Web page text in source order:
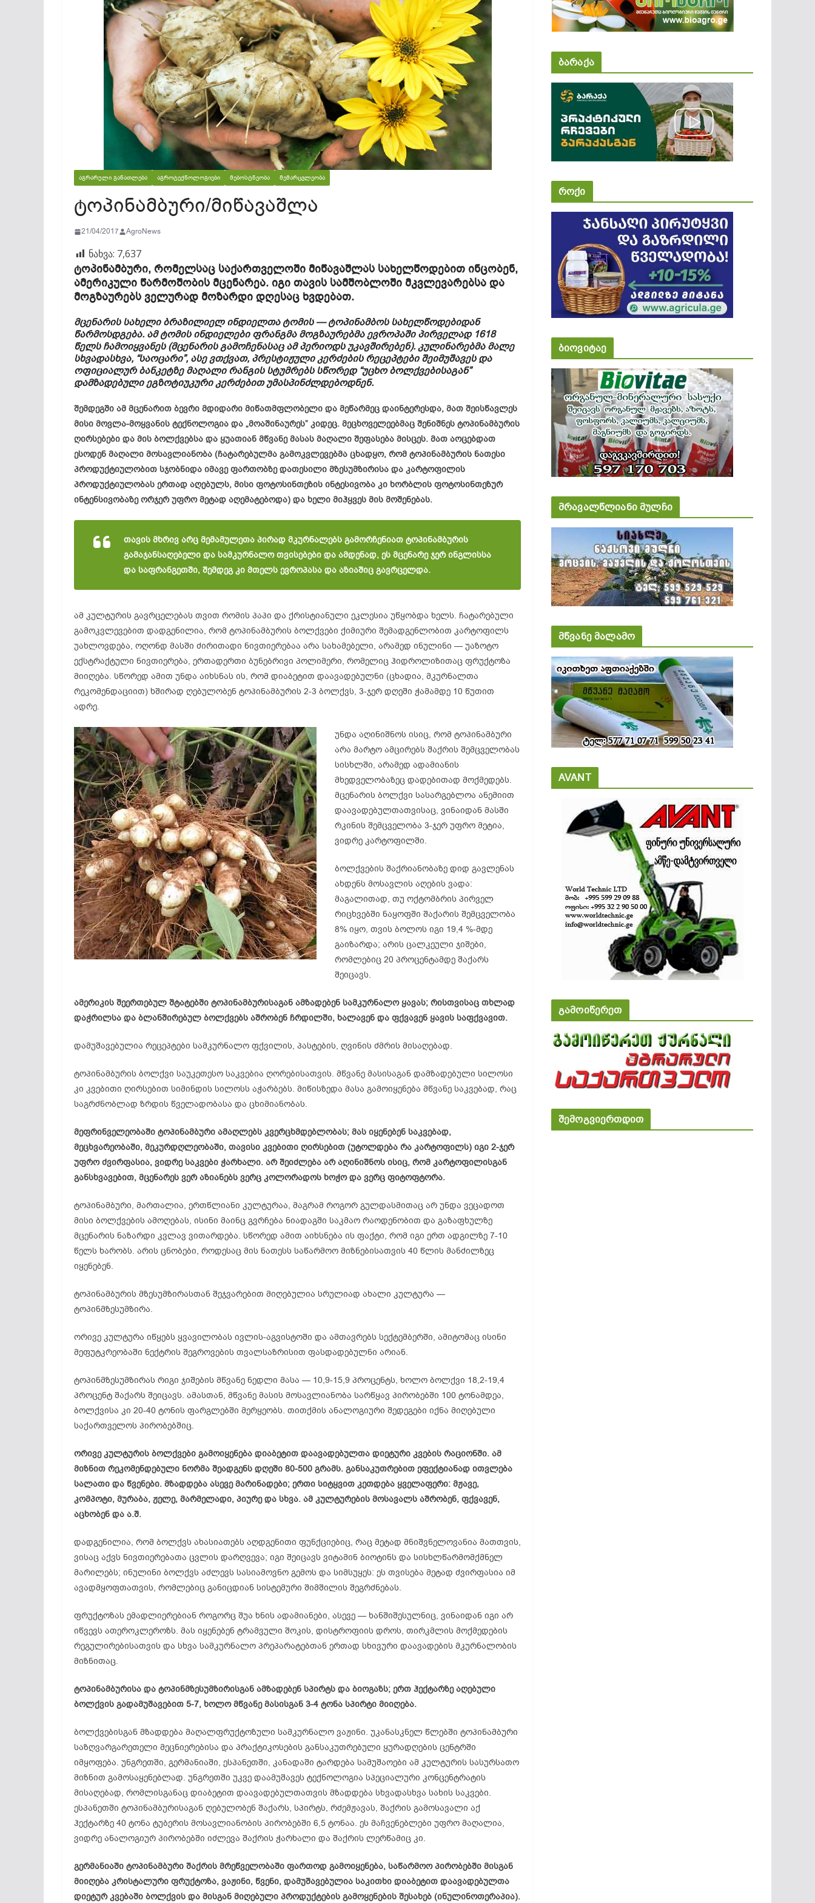
ᲐᲒᲠᲐᲠᲣᲚᲘ ᲒᲐᲜᲐᲗᲚᲔᲑᲐ ᲐᲒᲠᲝᲢᲔᲥᲜᲝᲚᲝᲒᲘᲔᲑᲘ ᲛᲔᲑᲝᲡᲢᲜᲔᲝᲑᲐ ᲛᲔᲛᲐᲠᲪᲕᲚᲔᲝᲑᲐ
ტოპინამბური/მიწავაშლა
21/04/2017 AgroNews
ნახვა: 7,637
ტოპინამბური, რომელსაც საქართველოში მიწავაშლას სახელწოდებით ინცობენ,
ამერიკული წარმოშობის მცენარეა. იგი თავის სამშობლოში მკვლევარებსა და
მოგზაურებს ველურად მოზარდი დღესაც ხვდებათ.
მცენარის სახელი ბრაზილიელ ინდიელთა ტომის — ტოპინამბოს სახელწოდებიდან
წარმოსდგება. ამ ტომის ინდიელები ფრანგმა მოგზაურებმა ევროპაში პირველად 1618
წელს ჩამოიყვანეს (მცენარის გამოჩენასაც ამ პერიოდს უკავშირებენ). კულინარებმა მალე
სხვადასხვა, “საოცარი”, ასე ვთქვათ, პრესტიჟული კერძების რეცეპტები შეიმუშავეს და
ოფიციალურ ბანკეტზე მაღალი რანგის სტუმრებს სწორედ “უცხო ბოლქვებისაგან”
დამზადებული ეგზოტიუკური კერძებით უმასპინძლდებოდნენ.
შემდეგში ამ მცენარით ბევრი მდიდარი მიწათმფლობელი და მეწარმეც დაინტერესდა, მათ შეისწავლეს
მისი მოვლა-მოყვანის ტექნოლოგია და „მოაშინაურეს” კიდეც. მეცხოველეებმაც შენიშნეს ტოპინამბურის
ღირსებები და მის ბოლქვებსა და ყუათიან მწვანე მასას მაღალი შეფასება მისცეს. მათ აოცებდათ
ესოდენ მაღალი მოსავლიანობა (ჩატარებულმა გამოკვლევებმა ცხადყო, რომ ტოპინამბურის ნათესი
პროდუქტიულობით სჯობნიდა იმავე ფართობზე დათესილი მზესუმზირისა და კარტოფილის
პროდუქტიულობას ერთად აღებულს, მისი ფოტოსინთეზის ინტესივობა კი ხორბლის ფოტოსინთეზურ
ინტენსივობაზე ორჯერ უფრო მეტად აღემატებოდა) და ხელი მიჰყვეს მის მოშენებას.
თავის მხრივ არც მემამულეთა პირად მკურნალებს გამორჩენიათ ტოპინამბურის
გამაჯანსაღებელი და სამკურნალო თვისებები და ამდენად, ეს მცენარე ჯერ ინგლისსა
და საფრანგეთში, შემდეგ კი მთელს ევროპასა და აზიაშიც გავრცელდა.
ამ კულტურის გავრცელებას თვით რომის პაპი და ქრისტიანული ეკლესია უწყობდა ხელს. ჩატარებული
გამოკვლევებით დადგენილია, რომ ტოპინამბურის ბოლქვები ქიმიური შემადგენლობით კარტოფილს
უახლოვდება, ოღონდ მასში ძირითადი ნივთიერებაა არა სახამებელი, არამედ ინულინი — უაზოტო
ექსტრაქტული ნივთიერება, ერთადერთი ბუნებრივი პოლიმერი, რომელიც ჰიდროლიზითაც ფრუქტოზა
მიიღება. სწორედ ამით უნდა აიხსნას ის, რომ დიაბეტით დაავადებულნი (ცხადია, მკურნალთა
რეკომენდაციით) ხშირად ღებულობენ ტოპინამბურის 2-3 ბოლქვს, 3-ჯერ დღეში ჭამამდე 10 წუთით
ადრე.
უნდა აღინიშნოს ისიც, რომ ტოპინამბური
არა მარტო ამცირებს შაქრის შემცველობას
სისხლში, არამედ ადამიანის
მხედველობაზეც დადებითად მოქმედებს.
მცენარის ბოლქვი სასარგებლოა ანემიით
დაავადებულთათვისაც, ვინაიდან მასში
რკინის შემცველობა 3-ჯერ უფრო მეტია,
ვიდრე კარტოფილში.
ბოლქვების შაქრიანობაზე დიდ გავლენას
ახდენს მოსავლის აღების ვადა:
მაგალითად, თუ ოქტომბრის პირველ
რიცხვებში ნაყოფში შაქარის შემცველობა
8% იყო, თვის ბოლოს იგი 19,4 %-მდე
გაიზარდა; არის ცალკეული ჯიშები,
რომლებიც 20 პროცენტამდე შაქარს
შეიცავს.
ამერიკის შეერთებულ შტატებში ტოპინამბურისაგან ამზადებენ სამკურნალო ყავას; რისთვისაც თხლად
დაჭრილსა და ბლანშირებულ ბოლქვებს აშრობენ ჩრდილში, ხალავენ და ფქვავენ ყავის საფქვავით.
დამუშავებულია რეცეპტები სამკურნალო ფქვილის, პასტების, ღვინის ძმრის მისაღებად.
ტოპინამბურის ბოლქვი საუკეთესო საკვებია ღორებისათვის. მწვანე მასისაგან დამზადებული სილოსი
კი კვებითი ღირსებით სიმინდის სილოსს აჭარბებს. მიწისზედა მასა გამოიყენება მწვანე საკვებად, რაც
საგრძნობლად ზრდის წველადობასა და ცხიმიანობას.
მეფრინველეობაში ტოპინამბური ამაღლებს კვერცხმდებლობას; მას იყენებენ საკვებად,
მეცხვარეობაში, მეკურდღლეობაში, თავისი კვებითი ღირსებით (უტოლდება რა კარტოფილს) იგი 2-ჯერ
უფრო ძვირფასია, ვიდრე საკვები ჭარხალი. არ შეიძლება არ აღინიშნოს ისიც, რომ კარტოფილისგან
განსხვავებით, მცენარეს ვერ აზიანებს ვერც კოლორადოს ხოჭო და ვერც ფიტოფტორა.
ტოპინამბური, მართალია, ერთწლიანი კულტურაა, მაგრამ როგორ გულდასმითაც არ უნდა ვეცადოთ
მისი ბოლქვების ამოღებას, ისინი მაინც გვრჩება ნიადაგში საკმაო რაოდენობით და გაზაფხულზე
მცენარის ნაზარდი კვლავ ვითარდება. სწორედ ამით აიხსნება ის ფაქტი, რომ იგი ერთ ადგილზე 7-10
წელს ხარობს. არის ცნობები, როდესაც მის ნათესს საწარმოო მიზნებისათვის 40 წლის მანძილზეც
იყენებენ.
ტოპინამბურის მზესუმზირასთან შეჯვარებით მიღებულია სრულიად ახალი კულტურა —
ტოპინმზესუმზირა.
ორივე კულტურა იწყებს ყვავილობას ივლის-აგვისტოში და ამთავრებს სექტემბერში, ამიტომაც ისინი
მეფუტკრეობაში ნექტრის შეგროვების თვალსაზრისით ფასდადებულნი არიან.
ტოპინმზესუმზირას რიგი ჯიშების მწვანე ნედლი მასა — 10,9-15,9 პროცენტს, ხოლო ბოლქვი 18,2-19,4
პროცენტ შაქარს შეიცავს. ამასთან, მწვანე მასის მოსავლიანობა სარწყავ პირობებში 100 ტონამდეა,
ბოლქვისა კი 20-40 ტონის ფარგლებში მერყეობს. თითქმის ანალოგიური შედეგები იქნა მიღებული
საქართველოს პირობებშიც.
ორივე კულტურის ბოლქვები გამოიყენება დიაბეტით დაავადებულთა დიეტური კვების რაციონში. ამ
მიზნით რეკომენდებული ნორმა შეადგენს დღეში 80-500 გრამს. განსაკუთრებით ეფექტიანად ითვლება
სალათი და წვენები. მზადდება ასევე მარინადები; ერთი სიტყვით კეთდება ყველაფერი: მჟავე,
კომპოტი, მურაბა, ჟელე, მარმელადი, პიურე და სხვა. ამ კულტურების მოსავალს აშრობენ, ფქვავენ,
აცხობენ და ა.შ.
დადგენილია, რომ ბოლქვს ახასიათებს აღდგენითი ფუნქციებიც, რაც მეტად მნიშვნელოვანია მათთვის,
ვისაც აქვს ნივთიერებათა ცვლის დარღვევა; იგი შეიცავს ვიტამინ ბიოტინს და სისხლწარმომქმნელ
მარილებს; ინულინი ბოლქვს აძლევს სასიამოვნო გემოს და სიმსუყეს: ეს თვისება მეტად ძვირფასია იმ
ავადმყოფთათვის, რომლებიც განიცდიან სისტემური შიმშილის შეგრძნებას.
ფრუქტოზას ემადლიერებიან როგორც შუა ხნის ადამიანები, ასევე — ხანშიშესულნიც, ვინაიდან იგი არ
იწვევს ათეროკლეროზს. მას იყენებენ ტრამვული შოკის, დისტროფიის დროს, თირკმლის მოქმედების
რეგულირებისათვის და სხვა სამკურნალო პრეპარატებთან ერთად სხივური დაავადების მკურნალობის
მიზნითაც.
ტოპინამბურისა და ტოპინმზესუმზირისგან ამზადებენ სპირტს და ბიოგაზს; ერთ ჰექტარზე აღებული
ბოლქვის გადამუშავებით 5-7, ხოლო მწვანე მასისგან 3-4 ტონა სპირტი მიიღება.
ბოლქვებისგან მზადდება მაღალფრუქტოზული სამკურნალო ვაჟინი. უკანასკნელ წლებში ტოპინამბური
საზღვარგარეთელი მეცნიერებისა და პრაქტიკოსების განსაკუთრებული ყურადღების ცენტრში
იმყოფება. უნგრეთში, გერმანიაში, ესპანეთში, კანადაში ტარდება სამუშაოები ამ კულტურის სასურსათო
მიზნით გამოსაყენებლად. უნგრეთში უკვე დაამუშავეს ტექნოლოგია სპეციალური კონცენტრატის
მისაღებად, რომლისგანაც დიაბეტით დაავადებულთათვის მზადდება სხვადასხვა სახის საკვები.
ესპანეთში ტოპინამბურისაგან ღებულობენ შაქარს, სპირტს, რძემჟავას, შაქრის გამოსავალი აქ
ჰექტარზე 40 ტონა ტუბერის მოსავლიანობის პირობებში 6,5 ტონაა. ეს მაჩვენებლები უფრო მაღალია,
ვიდრე ანალოგიურ პირობებში იძლევა შაქრის ჭარხალი და შაქრის ლერწამიც კი.
გერმანიაში ტოპინამბური შაქრის მრეწველობაში ფართოდ გამოიყენება, საწარმოო პირობებში მისგან
მიიღება კრისტალური ფრუქტოზა, ვაჟინი, წვენი, დამუშავებულია საკითხი დიაბეტით დაავადებულთა
დიეტურ კვებაში ბოლქვის და მისგან მიღებული პროდუქტების გამოყენების შესახებ (ინულინოთერაპია).
ბარაქა
როქი
ბიოვიტაე
მრავალწლიანი მულჩი
მწვანე მალამო
AVANT
გამოიწერეთ
შემოგვიერთდით